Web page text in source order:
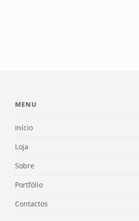
MENU
Início
Loja
Sobre
Portfólio
Contactos